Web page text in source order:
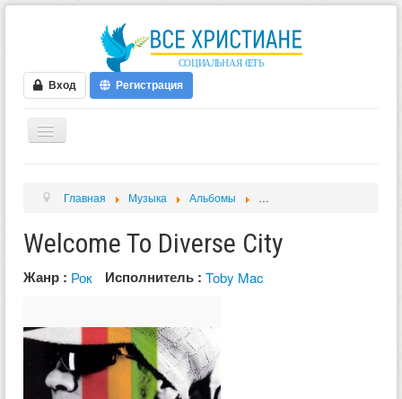
Вход Регистрация
ФОРУМ
ВИДЕО
БИБЛИЯ
ОПРОСЫ
НОВОСТИ
Главная Музыка Альбомы Welcome To Diverse City
Welcome To Diverse City
Жанр : Рок Исполнитель : Toby Mac